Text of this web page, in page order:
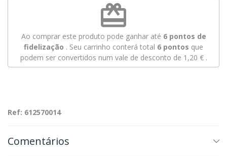
redeem
Ao comprar este produto pode ganhar até 6pontos de
fidelização . Seu carrinho conterá total 6 pontos que
podem ser convertidos num vale de desconto de 1,20 €.
Ref: 612570014
Comentários